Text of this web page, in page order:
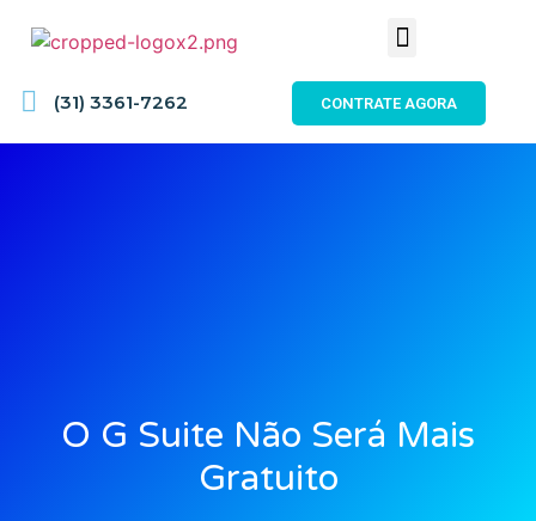
(31) 3361-7262 CONTRATE AGORA
O G Suite Não Será Mais
Gratuito